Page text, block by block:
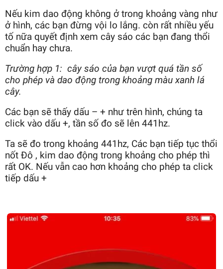
Nếu kim dao động không ở trong khoảng vàng như
ở hình, các bạn đừng vội lo lắng. còn rất nhiều yếu
tố nữa quyết định xem cây sáo các bạn đang thổi
chuẩn hay chưa.
Trường hợp 1: cây sáo của bạn vượt quá tần số
cho phép và dao động trong khoảng màu xanh lá
cây.
Các bạn sẽ thấy dấu – + như trên hình, chúng ta
click vào dấu +, tần số đo sẽ lên 441hz.
Ta sẽ đo trong khoảng 441hz, Các bạn tiếp tục thổi
nốt Đô , kim dao động trong khoảng cho phép thì
rất OK. Nếu vẫn cao hơn khoảng cho phép ta click
tiếp dấu +